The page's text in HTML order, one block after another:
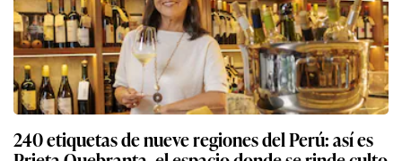
240 etiquetas de nueve regiones del Perú: así es